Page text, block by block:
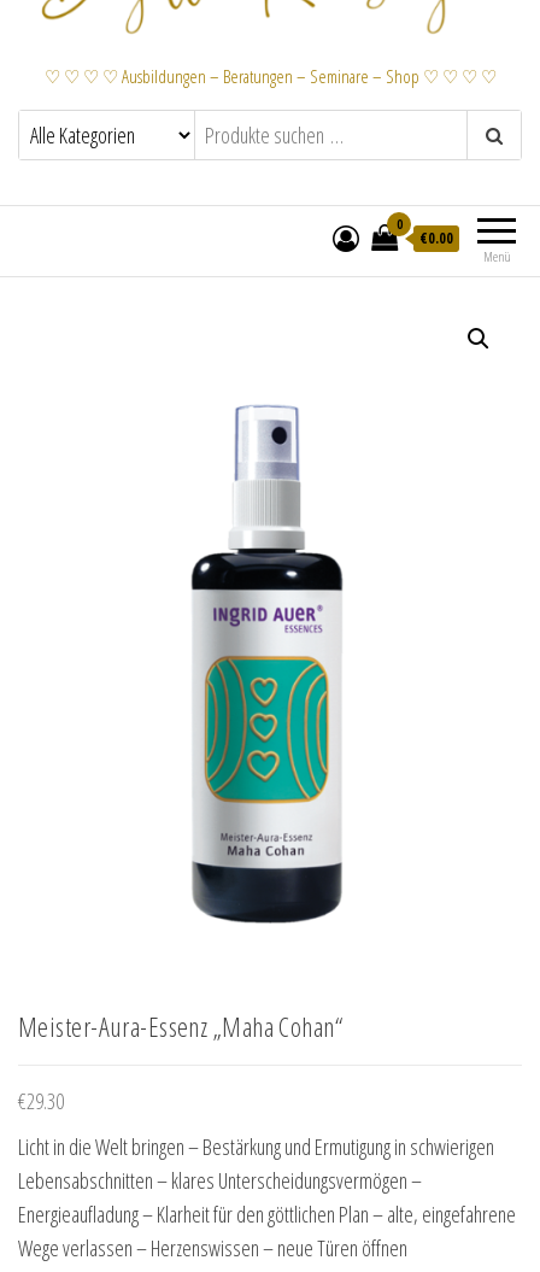
♡ ♡ ♡ ♡ Ausbildungen – Beratungen – Seminare – Shop ♡ ♡ ♡ ♡
Menü
0
€0.00
Meister-Aura-Essenz „Maha Cohan“
€29.30
Licht in die Welt bringen – Bestärkung und Ermutigung in schwierigen
Lebensabschnitten – klares Unterscheidungsvermögen –
Energieaufladung – Klarheit für den göttlichen Plan – alte, eingefahrene
Wege verlassen – Herzenswissen – neue Türen öffnen